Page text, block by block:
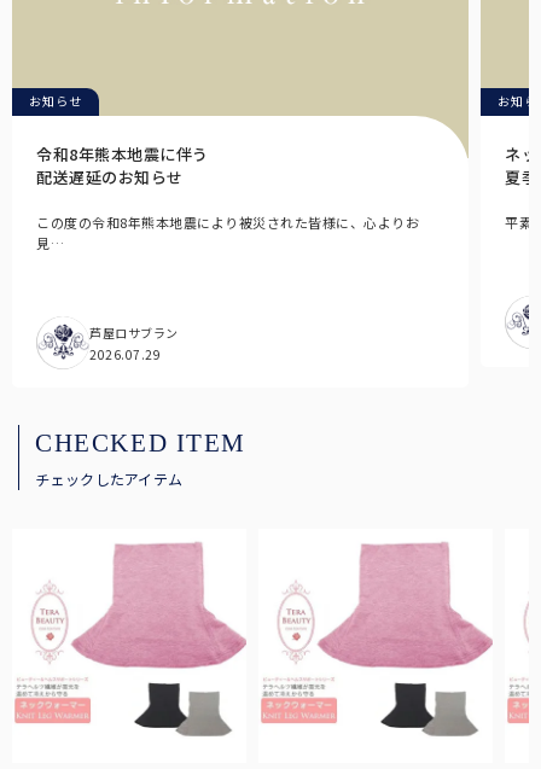
お知らせ
令和8年熊本地震に伴う
配送遅延のお知らせ
この度の令和8年熊本地震により被災された皆様に、心よりお
見…
芦屋ロサブラン
2026.07.29
お知ら
ネ
夏
平素
CHECKED ITEM
チェックしたアイテム